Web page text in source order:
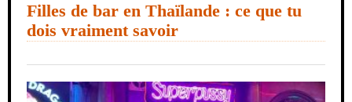
Filles de bar en Thaïlande : ce que tu
dois vraiment savoir